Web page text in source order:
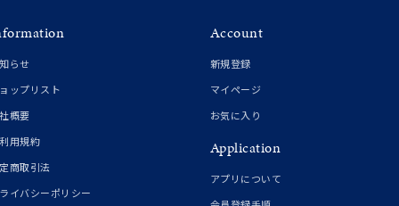
らせ
ップリスト
概要
用規約
商取引法
イバシーポリシー
Account
新規登録
マイページ
お気に入り
Application
アプリについて